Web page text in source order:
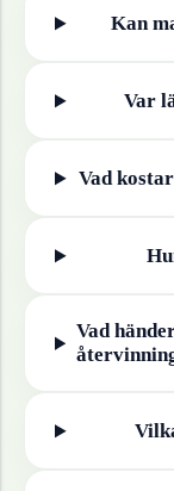
Kan
Var
Vad
Vad